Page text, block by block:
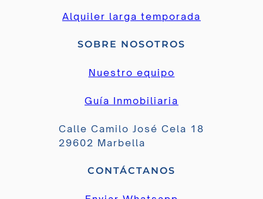
Alquiler larga temporada
SOBRE NOSOTROS
Nuestro equipo
Guía Inmobiliaria
Calle Camilo José Cela 18
29602 Marbella
CONTÁCTANOS